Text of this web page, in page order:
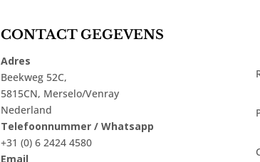
CONTACT GEGEVENS
Adres
Beekweg 52C,
5815CN, Merselo/Venray
Nederland
Telefoonnummer / Whatsapp
+31 (0) 6 2424 4580
Email